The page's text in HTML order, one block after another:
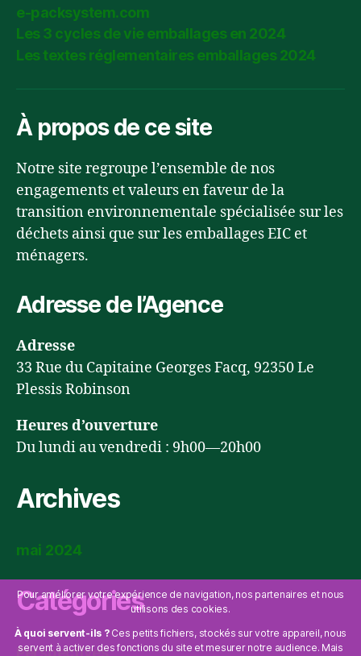
e-packsystem.com
Les 3 cycles de vie emballages en 2024
Les textes réglementaires emballages 2024
À propos de ce site
Notre site regroupe l’ensemble de nos
engagements et valeurs en faveur de la
transition environnementale spécialisée sur les
déchets ainsi que sur les emballages EIC et
ménagers.
Adresse de l’Agence
Adresse
33 Rue du Capitaine Georges Facq, 92350 Le
Plessis Robinson
Heures d’ouverture
Du lundi au vendredi : 9h00—20h00
Archives
mai 2024
Catégories
Perspectives
Pour améliorer votre expérience de navigation, nos partenaires et nous
utilisons des cookies.
À quoi servent-ils ?Ces petits fichiers, stockés sur votre appareil, nous
servent à activer des fonctions du site et mesurer notre audience. Mais